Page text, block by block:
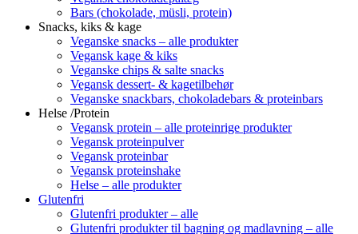
Bars (chokolade, müsli, protein)
Snacks, kiks & kage
Veganske snacks – alle produkter
Vegansk kage & kiks
Veganske chips & salte snacks
Vegansk dessert- & kagetilbehør
Veganske snackbars, chokoladebars & proteinbars
Helse /Protein
Vegansk protein – alle proteinrige produkter
Vegansk proteinpulver
Vegansk proteinbar
Vegansk proteinshake
Helse – alle produkter
Glutenfri
Glutenfri produkter – alle
Glutenfri produkter til bagning og madlavning – alle